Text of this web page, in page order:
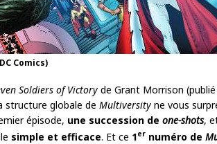
Comics)
Soldiers of Victory de Grant Morrison
structure globale de Multiversity ne vous
épisode, une succession de one-shots,
simple et efficace. Et ce 1er numéro de